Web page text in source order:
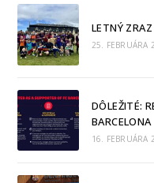
LETNÝ
25. FEBRUÁRA
DÔLEŽITÉ:
BARCELONA
16. FEBRUÁRA